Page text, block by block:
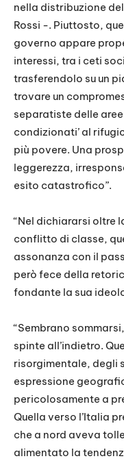
nella distribuzione
Rossi -. Piuttosto,
governo appare
interessi, tra i ceti
trasferendolo su un
trovare un
separatiste delle
condizionati’ al
più povere. Una
leggerezza,
esito catastrofico”.
“Nel dichiararsi oltre
conflitto di classe,
assonanza con il
però fece della
fondante la sua
“Sembrano
spinte all’indietro.
risorgimentale, degli
espressione
pericolosamente a
Quella verso l’Italia
che a nord aveva
alimentato la